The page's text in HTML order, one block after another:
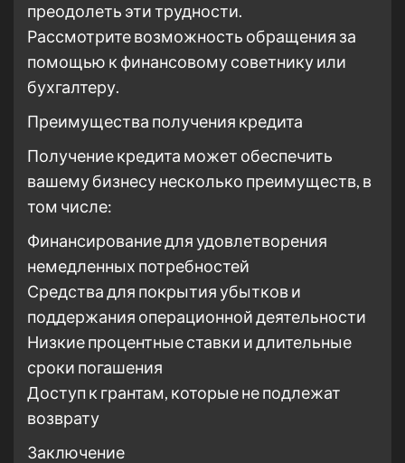
преодолеть эти трудности.
Рассмотрите возможность обращения за
помощью к финансовому советнику или
бухгалтеру.
Преимущества получения кредита
Получение кредита может обеспечить
вашему бизнесу несколько преимуществ, в
том числе:
Финансирование для удовлетворения
немедленных потребностей
Средства для покрытия убытков и
поддержания операционной деятельности
Низкие процентные ставки и длительные
сроки погашения
Доступ к грантам, которые не подлежат
возврату
Заключение